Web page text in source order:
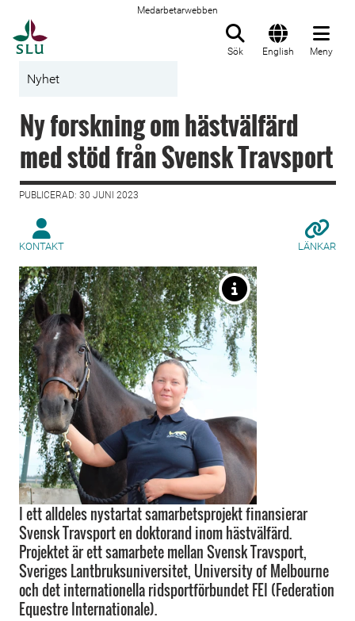
Medarbetarwebben
Sök English Meny
Nyhet
Ny forskning om hästvälfärd
med stöd från Svensk Travsport
PUBLICERAD: 30 JUNI 2023
KONTAKT LÄNKAR
I ett alldeles nystartat samarbetsprojekt finansierar
Svensk Travsport en doktorand inom hästvälfärd.
Projektet är ett samarbete mellan Svensk Travsport,
Sveriges Lantbruksuniversitet, University of Melbourne
och det internationella ridsportförbundet FEI (Federation
Equestre Internationale).